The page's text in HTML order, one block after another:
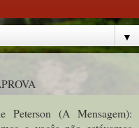
▼
Peterson (A Mensagem):